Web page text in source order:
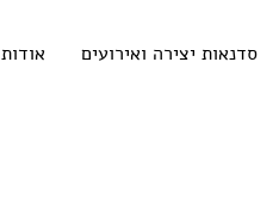
סדנאות יצירה ואירועים אודות